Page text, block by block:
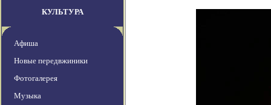
КУЛЬТУРА
Афиша
Новые передвжиники
Фотогалерея
Музыка